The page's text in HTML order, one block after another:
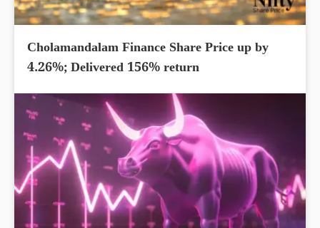
Cholamandalam Finance Share Price up by
4.26%; Delivered 156% return